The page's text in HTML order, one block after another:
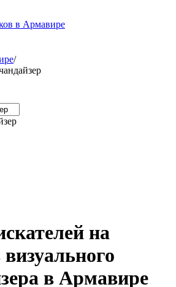
в Армавире
/
на
в Армавире